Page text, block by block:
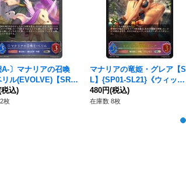
A-〕マナリアの召喚
ル(EVOLVE)【SR・
ム】{DSD01a-P05}
チ》
税込)
枚
マナリアの竜姫・グレア【S
L】{SP01-SL21}《ウィッ
チ》
480円(税込)
在庫数 8枚